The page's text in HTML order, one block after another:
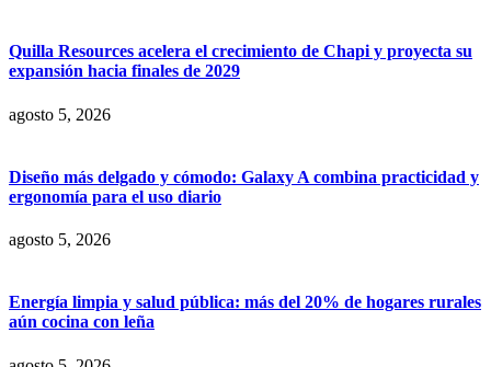
Quilla Resources acelera el crecimiento de Chapi y proyecta su
expansión hacia finales de 2029
agosto 5, 2026
Diseño más delgado y cómodo: Galaxy A combina practicidad y
ergonomía para el uso diario
agosto 5, 2026
Energía limpia y salud pública: más del 20% de hogares rurales
aún cocina con leña